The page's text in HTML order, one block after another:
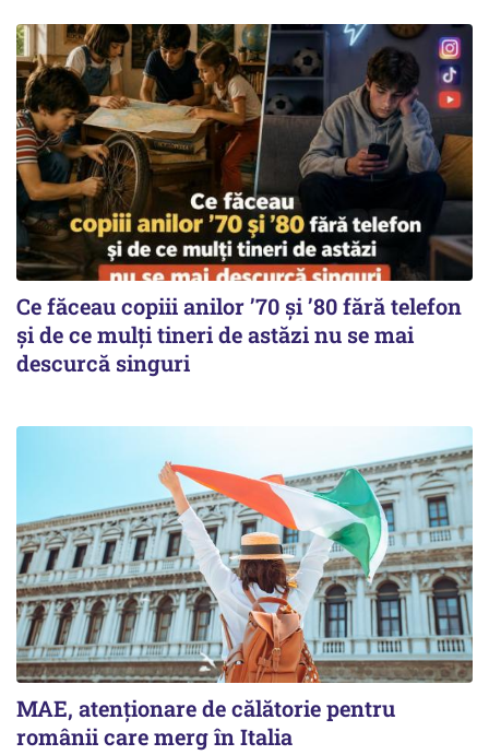
Ce făceau copiii anilor ’70 și ’80 fără telefon
și de ce mulți tineri de astăzi nu se mai
descurcă singuri
MAE, atenționare de călătorie pentru
românii care merg în Italia